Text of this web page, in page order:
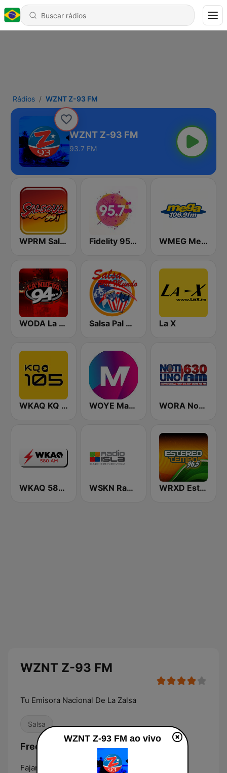
Rádios WZNT Z-93 FM
WZNT Z-93 FM
93.7 FM
WPRM Salsoul 99.1 FM Fidelity 95.7 FM WMEG Mega 106.9 FM
WODA La Nueva 94 FM Salsa Pal Mundo La X
WKAQ KQ 105 WOYE Magic 97.3 FM WORA Noti Uno 630 AM
WKAQ 580 AM WSKN Radio Isla 1320 AM WRXD Estereotempo 96.5 FM
WZNT Z-93 FM
Tu Emisora Nacional De La Zalsa
Salsa
Frequências WZNT Z-93 FM:
Fajardo:
WZNT Z-93 FM ao vivo